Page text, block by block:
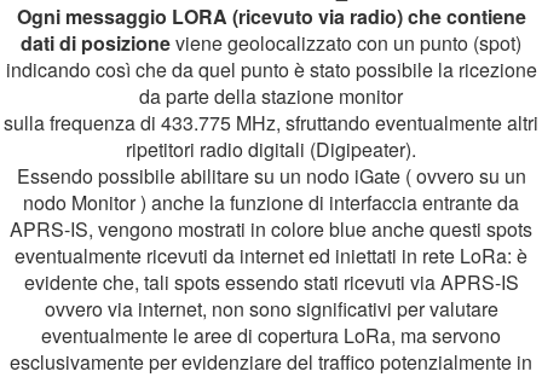
Ogni messaggio LORA (ricevuto via radio) che contiene
dati di posizioneviene geolocalizzato con un punto (spot)
indicando così che da quel punto è stato possibile la ricezione
da parte della stazione monitor
sulla frequenza di 433.775 MHz, sfruttando eventualmente altri
ripetitori radio digitali (Digipeater).
Essendo possibile abilitare su un nodo iGate ( ovvero su un
nodo Monitor ) anche la funzione di interfaccia entrante da
APRS-IS, vengono mostrati in colore blue anche questi spots
eventualmente ricevuti da internet ed iniettati in rete LoRa: è
evidente che, tali spots essendo stati ricevuti via APRS-IS
ovvero via internet, non sono significativi per valutare
eventualmente le aree di copertura LoRa, ma servono
esclusivamente per evidenziare del traffico potenzialmente in